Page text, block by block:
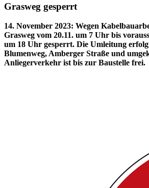
Grasweg gesperrt
14. November 2023: Wegen
Grasweg vom 20.11. um 7 Uhr bis
um 18 Uhr gesperrt. Die Umleitung
Blumenweg, Amberger Straße und
Anliegerverkehr ist bis zur Baustelle frei.